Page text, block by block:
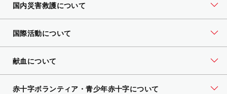
国内災害救護について
国際活動について
献血について
赤十字ボランティア・青少年赤十字について